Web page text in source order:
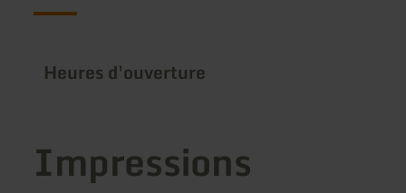
Heures d'ouverture
Impressions